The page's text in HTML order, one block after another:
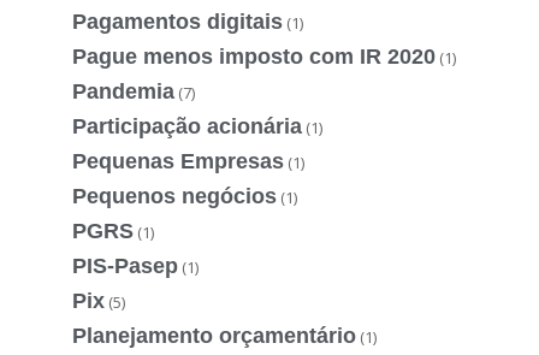
Pagamentos digitais (1)
Pague menos imposto com IR 2020 (1)
Pandemia (7)
Participação acionária (1)
Pequenas Empresas (1)
Pequenos negócios (1)
PGRS (1)
PIS-Pasep (1)
Pix (5)
Planejamento orçamentário (1)